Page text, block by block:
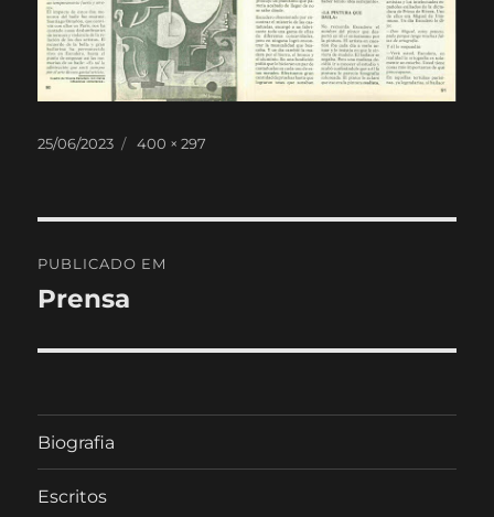
Publicado
25/06/2023
Tamanho
400 × 297
de
PUBLICADO EM
Prensa
Biografia
Escritos